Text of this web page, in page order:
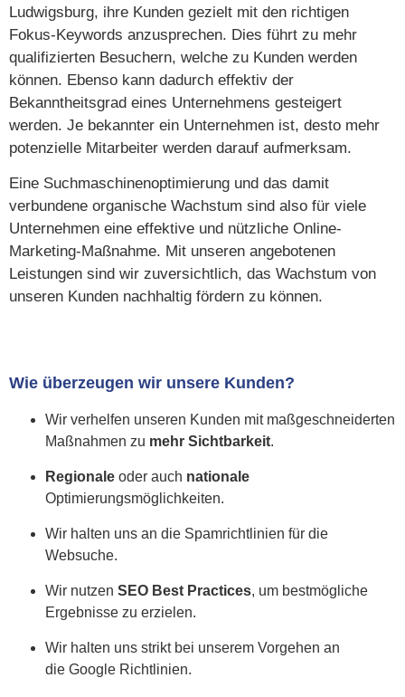
Ludwigsburg, ihre Kunden gezielt mit den richtigen
Fokus-Keywords anzusprechen. Dies führt zu mehr
qualifizierten Besuchern, welche zu Kunden werden
können. Ebenso kann dadurch effektiv der
Bekanntheitsgrad eines Unternehmens gesteigert
werden. Je bekannter ein Unternehmen ist, desto mehr
potenzielle Mitarbeiter werden darauf aufmerksam.
Eine Suchmaschinenoptimierung und das damit
verbundene organische Wachstum sind also für viele
Unternehmen eine effektive und nützliche Online-
Marketing-Maßnahme. Mit unseren angebotenen
Leistungen sind wir zuversichtlich, das Wachstum von
unseren Kunden nachhaltig fördern zu können.
Wie überzeugen wir unsere Kunden?
Wir verhelfen unseren Kunden mit maßgeschneiderten
Maßnahmen zu mehr Sichtbarkeit.
Regionale oder auch nationale
Optimierungsmöglichkeiten.
Wir halten uns an die Spamrichtlinien für die
Websuche.
Wir nutzen SEO Best Practices, um bestmögliche
Ergebnisse zu erzielen.
Wir halten uns strikt bei unserem Vorgehen an
die Google Richtlinien.